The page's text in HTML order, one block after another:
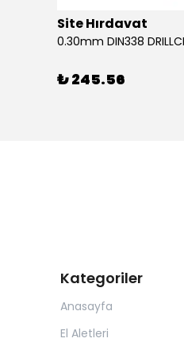
Site Hırdavat
₺ 245.56
Kategoriler
Anasayfa
El Aletleri